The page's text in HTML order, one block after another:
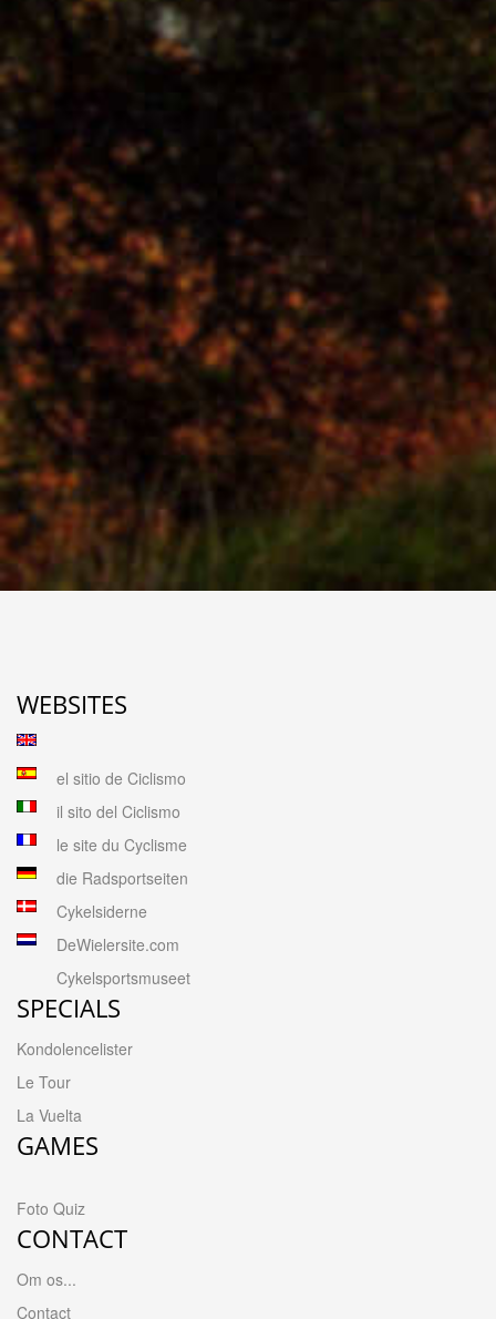
WEBSITES
el sitio de Ciclismo
il sito del Ciclismo
le site du Cyclisme
die Radsportseiten
Cykelsiderne
DeWielersite.com
Cykelsportsmuseet
SPECIALS
Kondolencelister
Le Tour
La Vuelta
GAMES
Foto Quiz
CONTACT
Om os...
Contact